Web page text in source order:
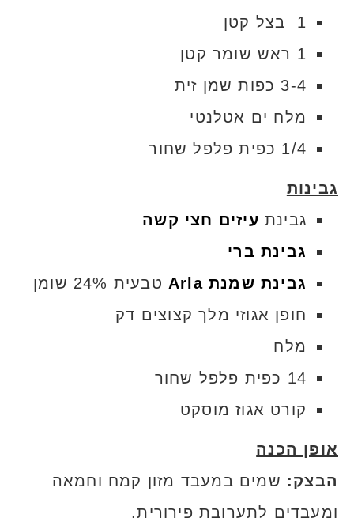
1 בצל קטן
1 ראש שומר קטן
3-4 כפות שמן זית
מלח ים אטלנטי
1/4 כפית פלפל שחור
גבינות
גבינת עיזים חצי קשה
גבינת ברי
גבינת שמנת Arla
טבעית 24% שומן
חופן אגוזי מלך קצוצים דק
מלח
14 כפית פלפל שחור
קורט אגוז מוסקט
אופן הכנה
הבצק: שמים במעבד מזון קמח וחמאה
ומעבדים לתערובת פירורית.